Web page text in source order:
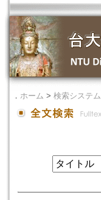
． ホーム > 検索システム